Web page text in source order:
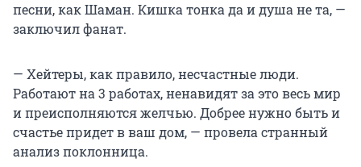
песни, как Шаман. Кишка тонка да и душа не та, —
заключил фанат.
— Хейтеры, как правило, несчастные люди.
Работают на 3 работах, ненавидят за это весь мир
и преисполняются желчью. Добрее нужно быть и
счастье придет в ваш дом, — провела странный
анализ поклонница.